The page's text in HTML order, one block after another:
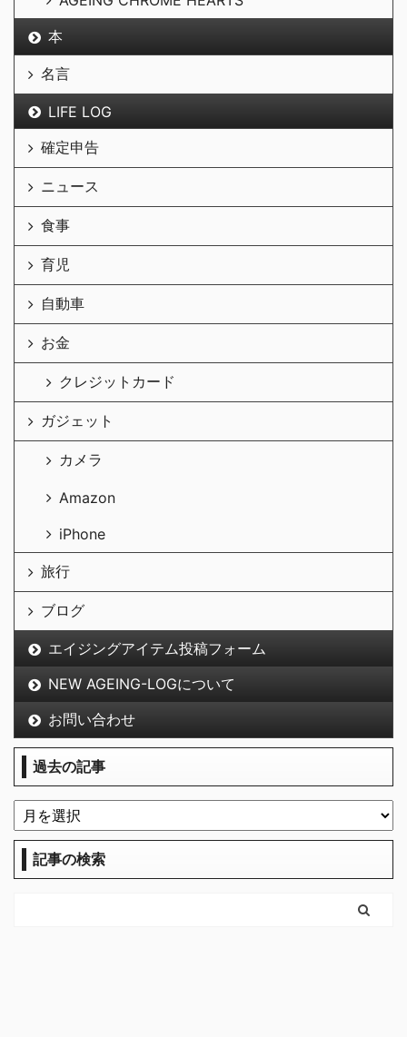
本
名言
LIFE LOG
確定申告
ニュース
食事
育児
自動車
お金
クレジットカード
ガジェット
カメラ
Amazon
iPhone
旅行
ブログ
エイジングアイテム投稿フォーム
NEW AGEING-LOGについて
お問い合わせ
過去の記事
記事の検索